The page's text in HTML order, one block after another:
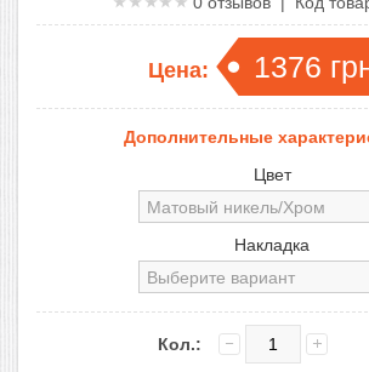
Цена: 1376
Дополнительные
Цвет
Накладка
Кол.: